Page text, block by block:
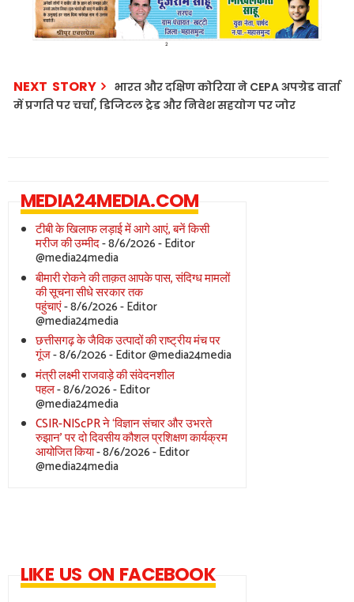
NEXT STORY
भारत और दक्षिण कोरिया ने CEPA अपग्रेड वार्ता
में प्रगति पर चर्चा, डिजिटल ट्रेड और निवेश सहयोग पर जोर
MEDIA24MEDIA.COM
टीबी के खिलाफ लड़ाई में आगे आएं, बनें किसी
मरीज की उम्मीद- 8/6/2026- Editor
@media24media
बीमारी रोकने की ताक़त आपके पास, संदिग्ध मामलों
की सूचना सीधे सरकार तक
पहुंचाएं- 8/6/2026- Editor
@media24media
छत्तीसगढ़ के जैविक उत्पादों की राष्ट्रीय मंच पर
गूंज- 8/6/2026- Editor @media24media
मंत्री लक्ष्मी राजवाड़े की संवेदनशील
पहल- 8/6/2026- Editor
@media24media
CSIR-NIScPR ने ‘विज्ञान संचार और उभरते
रुझान’ पर दो दिवसीय कौशल प्रशिक्षण कार्यक्रम
आयोजित किया- 8/6/2026- Editor
@media24media
LIKE US ON FACEBOOK